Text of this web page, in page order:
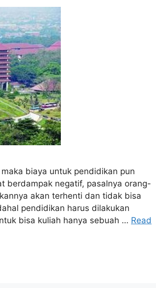
biaya untuk pendidikan pun
berdampak negatif, pasalnya orang-
akan terhenti dan tidak bisa
pendidikan harus dilakukan
bisa kuliah hanya sebuah … Read